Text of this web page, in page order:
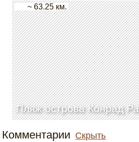
Пляж острова Конрад
~ 63.25 км.
Комментарии Скрыть